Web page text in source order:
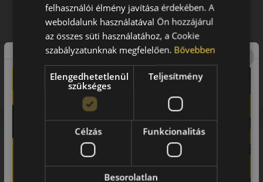
A mintázat
Rotalla RU01 – Nyári SUV-abroncs
Figyelem a feltüntetett címke adatok tájékoztató
jellegűek. Előfordulhat, hogy még a korábbi EU-s címkével
ellátott abroncs kerül kiszállításra.
felhasználói élmény javítása érdekében. A
weboldalunk használatával Ön hozzájárul
az összes süti használatához, a Cookie
szabályzatunknak megfelelően. Bővebben
Elengedhetetlenül
szükséges
Teljesítmény
Célzás Funkcionalitás
Besorolatlan